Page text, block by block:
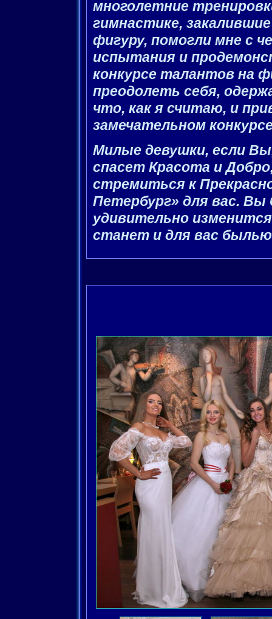
многолетние
гимнастике,
фигуру, помогли мне с
испытания и
конкурсе талантов на
преодолеть себя,
что, как я считаю, и
замечательном
Милые девушки, если
спасет Красота и
стремиться к
Петербург» для вас.
удивительно
станет и для вас